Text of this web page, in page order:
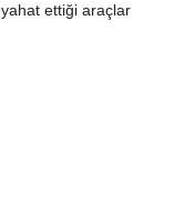
ettiği araçlar